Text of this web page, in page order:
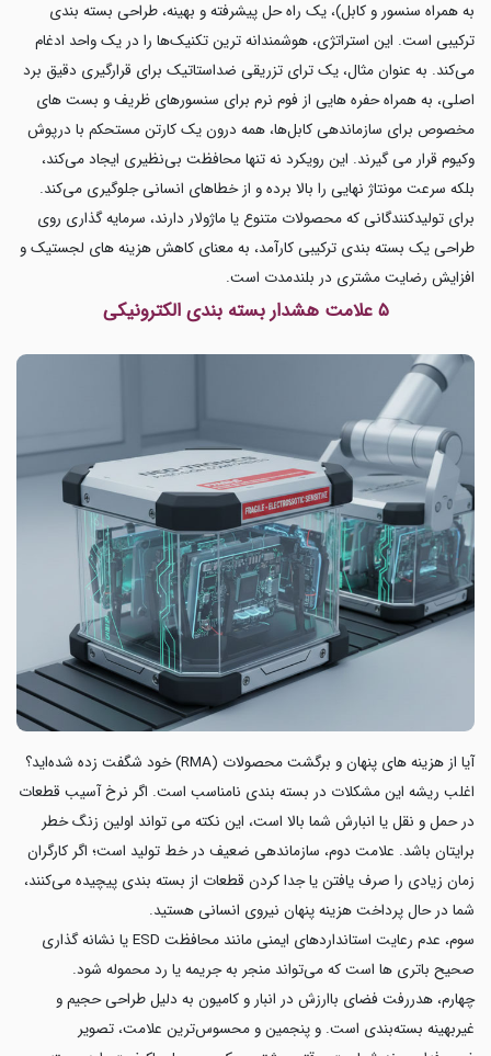
به همراه سنسور و کابل)، یک راه حل پیشرفته و بهینه، طراحی بسته بندی
ترکیبی است. این استراتژی، هوشمندانه ترین تکنیک‌ها را در یک واحد ادغام
می‌کند. به عنوان مثال، یک ترای تزریقی ضداستاتیک برای قرارگیری دقیق برد
اصلی، به همراه حفره هایی از فوم نرم برای سنسورهای ظریف و بست های
مخصوص برای سازماندهی کابل‌ها، همه درون یک کارتن مستحکم با درپوش
وکیوم قرار می گیرند. این رویکرد نه تنها محافظت بی‌نظیری ایجاد می‌کند،
بلکه سرعت مونتاژ نهایی را بالا برده و از خطاهای انسانی جلوگیری می‌کند.
برای تولیدکنندگانی که محصولات متنوع یا ماژولار دارند، سرمایه گذاری روی
طراحی یک بسته بندی ترکیبی کارآمد، به معنای کاهش هزینه های لجستیک و
افزایش رضایت مشتری در بلندمدت است.
۵ علامت هشدار بسته بندی الکترونیکی
آیا از هزینه های پنهان و برگشت محصولات (RMA) خود شگفت زده شده‌اید؟
اغلب ریشه این مشکلات در بسته بندی نامناسب است. اگر نرخ آسیب قطعات
در حمل‌ و نقل یا انبارش شما بالا است، این نکته می تواند اولین زنگ خطر
برایتان باشد. علامت دوم، سازماندهی ضعیف در خط تولید است؛ اگر کارگران
زمان زیادی را صرف یافتن یا جدا کردن قطعات از بسته بندی پیچیده می‌کنند،
شما در حال پرداخت هزینه پنهان نیروی انسانی هستید.
سوم، عدم رعایت استانداردهای ایمنی مانند محافظت ESD یا نشانه گذاری
صحیح باتری ها است که می‌تواند منجر به جریمه یا رد محموله شود.
چهارم، هدررفت فضای باارزش در انبار و کامیون به دلیل طراحی حجیم و
غیربهینه بسته‌بندی است. و پنجمین و محسوس‌ترین علامت، تصویر